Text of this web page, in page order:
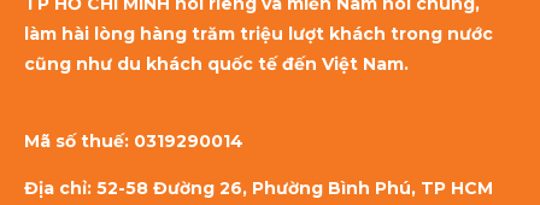
làm hài lòng hàng trăm triệu lượt khách trong nước
cũng như du khách quốc tế đến Việt Nam.
Mã số thuế: 0319290014
Địa chỉ: 52-58 Đường 26, Phường Bình Phú, TP HCM